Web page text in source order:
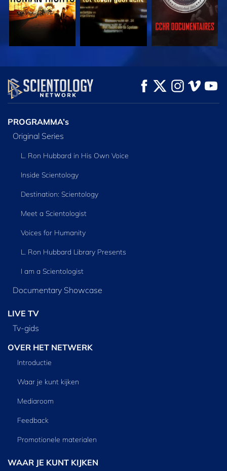
KIJK VERKEN DE SERIE
PROGRAMMA’s
Original Series
L. Ron Hubbard in His Own Voice
Inside Scientology
Destination: Scientology
Meet a Scientologist
Voices for Humanity
L. Ron Hubbard Library Presents
I am a Scientologist
Documentary Showcase
LIVE TV
Tv‑gids
OVER HET NETWERK
Introductie
Waar je kunt kijken
Mediaroom
Feedback
Promotionele materialen
WAAR JE KUNT KIJKEN